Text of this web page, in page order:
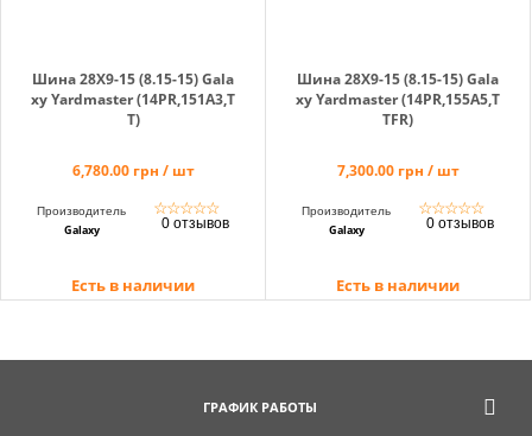
0 800 203
302
Бесплатно по
+38 (096) 733
733 0
Шина 28X9-15 (8.15-15) Gala
xy Yardmaster (14PR,151A3,T
T)
6,780.00 грн / шт
Производитель
Galaxy
☆☆☆☆☆
0 отзывов
Есть в наличии
Шина 28X9-15 (8.15-15) Gala
xy Yardmaster (14PR,155A5,T
TFR)
7,300.00 грн / шт
Производитель
Galaxy
☆☆☆☆☆
0 отзывов
Есть в наличии
ГРАФИК РАБОТЫ